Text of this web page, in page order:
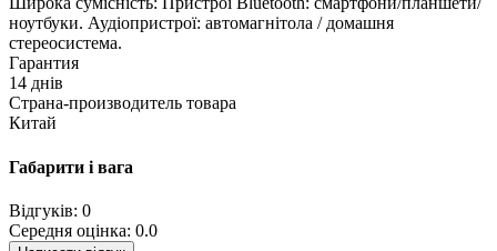
ноутбуки. Аудіопристрої: автомагнітола / домашня
стереосистема.
Гарантия
14 днів
Страна-производитель товара
Китай
Габарити і вага
Відгуків: 0
Середня оцінка: 0.0